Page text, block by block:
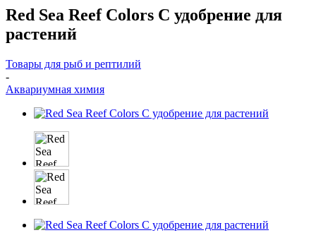
Red Sea Reef Colors C удобрение для
растений
Товары для рыб и рептилий
-
Аквариумная химия